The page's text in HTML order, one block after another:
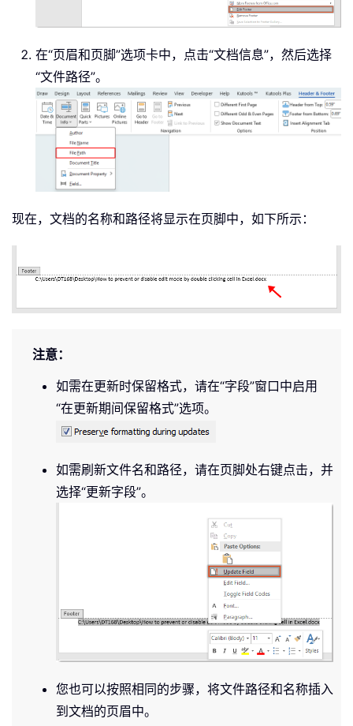
在“页眉和页脚”选项卡中，点击“文档信息”，然后选择
“文件路径”。
现在，文档的名称和路径将显示在页脚中，如下所示：
注意：
如需在更新时保留格式，请在“字段”窗口中启用
“在更新期间保留格式”选项。
如需刷新文件名和路径，请在页脚处右键点击，并
选择“更新字段”。
您也可以按照相同的步骤，将文件路径和名称插入
到文档的页眉中。